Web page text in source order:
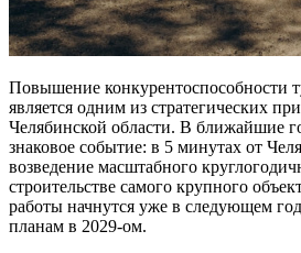
Повышение конкурентоспособности
является одним из стратегических
Челябинской области. В ближайшие
знаковое событие: в 5 минутах от
возведение масштабного
строительстве самого крупного
работы начнутся уже в следующем
планам в 2029-ом.